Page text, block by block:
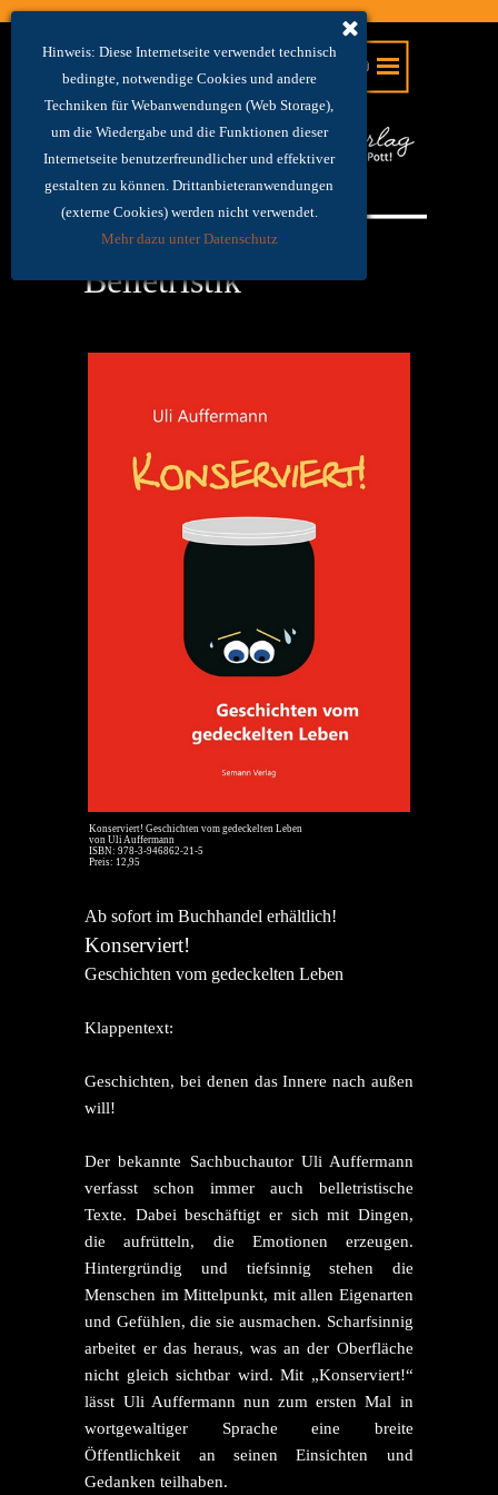
Belletristik
Konserviert! Geschichten vom gedeckelten Leben
von Uli Auffermann
ISBN: 978-3-946862-21-5
Preis: 12,95
Ab sofort im Buchhandel erhältlich!
Konserviert!
Geschichten vom gedeckelten Leben
Klappentext:
Geschichten, bei denen das Innere nach außen
will!
Der bekannte Sachbuchautor Uli Auffermann
verfasst schon immer auch belletristische
Texte. Dabei beschäftigt er sich mit Dingen,
die aufrütteln, die Emotionen erzeugen.
Hintergründig und tiefsinnig stehen die
Menschen im Mittelpunkt, mit allen Eigenarten
und Gefühlen, die sie ausmachen. Scharfsinnig
arbeitet er das heraus, was an der Oberfläche
nicht gleich sichtbar wird. Mit „Konserviert!“
lässt Uli Auffermann nun zum ersten Mal in
wortgewaltiger Sprache eine breite
Öffentlichkeit an seinen Einsichten und
Gedanken teilhaben.
Hinweis: Diese Internetseite verwendet technisch
bedingte, notwendige Cookies und andere
Techniken für Webanwendungen (Web Storage),
um die Wiedergabe und die Funktionen dieser
Internetseite benutzerfreundlicher und effektiver
gestalten zu können. Drittanbieteranwendungen
(externe Cookies) werden nicht verwendet.
Mehr dazu unter Datenschutz